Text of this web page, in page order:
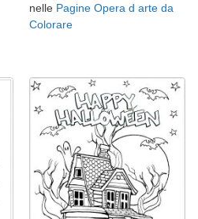
nelle Pagine Opera d arte da
Colorare